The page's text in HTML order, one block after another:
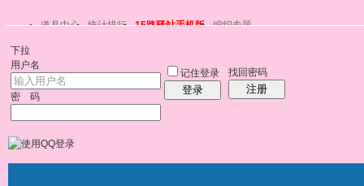
道具中心 统计排行 15路驿站手机版 编织专题
下拉
用户名
密 码
记住登录
登录
找回密码
注册